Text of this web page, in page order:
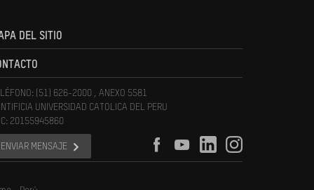
DEL SITIO
(51) 626-2000 , ANEXO 5581
UNIVERSIDAD CATOLICA DEL PERU
20155945860
ENVIAR MENSAJE